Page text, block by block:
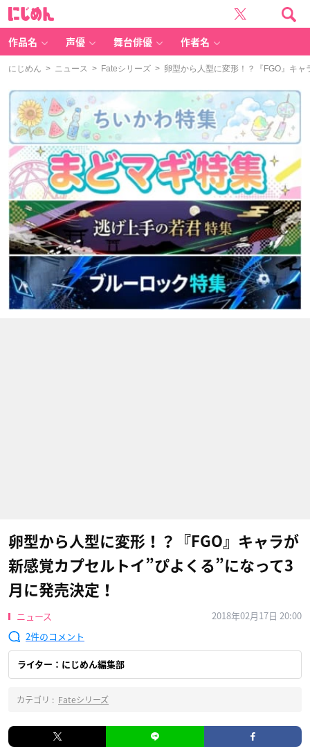
作品名 声優 舞台俳優 作者名
にじめん > ニュース > Fateシリーズ > 卵型から人型に変形！？『FGO』キャ
卵型から人型に変形！？『FGO』キャラが
新感覚カプセルトイ”ぴよくる”になって3
月に発売決定！
ニュース
2018年02月17日 20:00
2
ライター：にじめん編集部
カテゴリ : Fateシリーズ